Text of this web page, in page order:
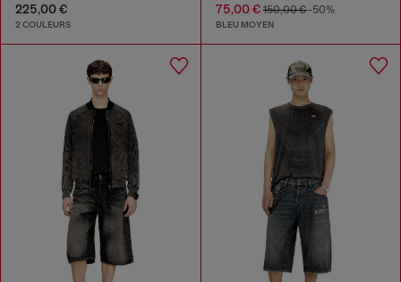
225,00 €
2 COULEURS
75,00 €150,00 €-50%
BLEU MOYEN